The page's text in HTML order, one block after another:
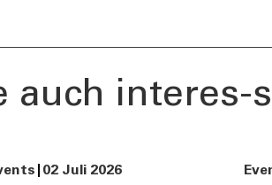
auch interes-
02 Juli 2026